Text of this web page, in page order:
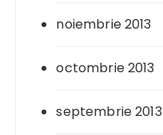
noiembrie 2013
octombrie 2013
septembrie 2013